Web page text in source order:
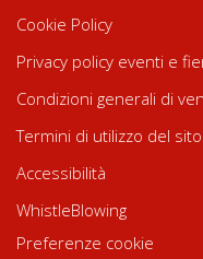
Cookie Policy
Privacy policy eventi e
Condizioni generali di
Termini di utilizzo del sito
Accessibilità
WhistleBlowing
Preferenze cookie